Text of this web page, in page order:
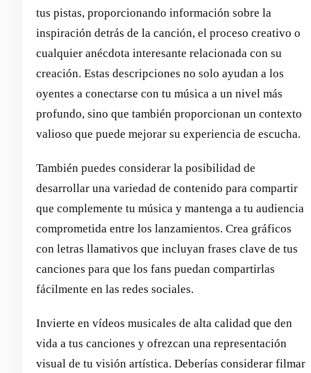
tus pistas, proporcionando información sobre la
inspiración detrás de la canción, el proceso creativo o
cualquier anécdota interesante relacionada con su
creación. Estas descripciones no solo ayudan a los
oyentes a conectarse con tu música a un nivel más
profundo, sino que también proporcionan un contexto
valioso que puede mejorar su experiencia de escucha.
También puedes considerar la posibilidad de
desarrollar una variedad de contenido para compartir
que complemente tu música y mantenga a tu audiencia
comprometida entre los lanzamientos. Crea gráficos
con letras llamativos que incluyan frases clave de tus
canciones para que los fans puedan compartirlas
fácilmente en las redes sociales.
Invierte en vídeos musicales de alta calidad que den
vida a tus canciones y ofrezcan una representación
visual de tu visión artística. Deberías considerar filmar